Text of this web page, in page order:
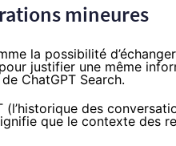
mineures
la possibilité
justifier une même
ChatGPT Search.
(l’historique des
que le contexte des